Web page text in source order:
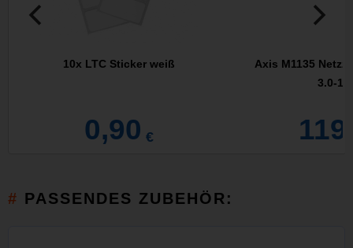
10x LTC Sticker weiß
0,90 €
Axis M1135
3.0-
PASSENDES ZUBEHÖR: